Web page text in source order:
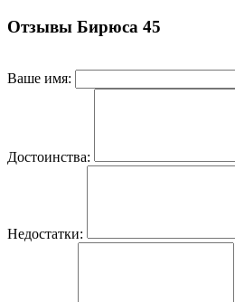
Отзывы Бирюса 45
Ваше имя:
Достоинства:
Недостатки: